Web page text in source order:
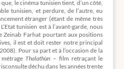
le cinéma tunisien tient, d’un côté,
tunisien, et perdure, de l’autre, eu
étranger (étant de même très
tunisien est à l’avant-garde, nous
Zeinab Farhat pourtant aux positions
il est et doit rester notre principal
Pour sa part et à l’occasion de la
Thalathùn – film retraçant le
déchu dans les années trente